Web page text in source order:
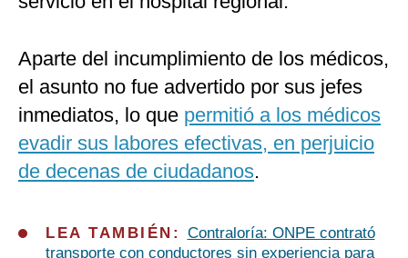
Aparte del incumplimiento de los médicos,
el asunto no fue advertido por sus jefes
inmediatos, lo que permitió a los médicos
evadir sus labores efectivas, en perjuicio
de decenas de ciudadanos.
LEA TAMBIÉN: Contraloría: ONPE contrató
transporte con conductores sin experiencia para